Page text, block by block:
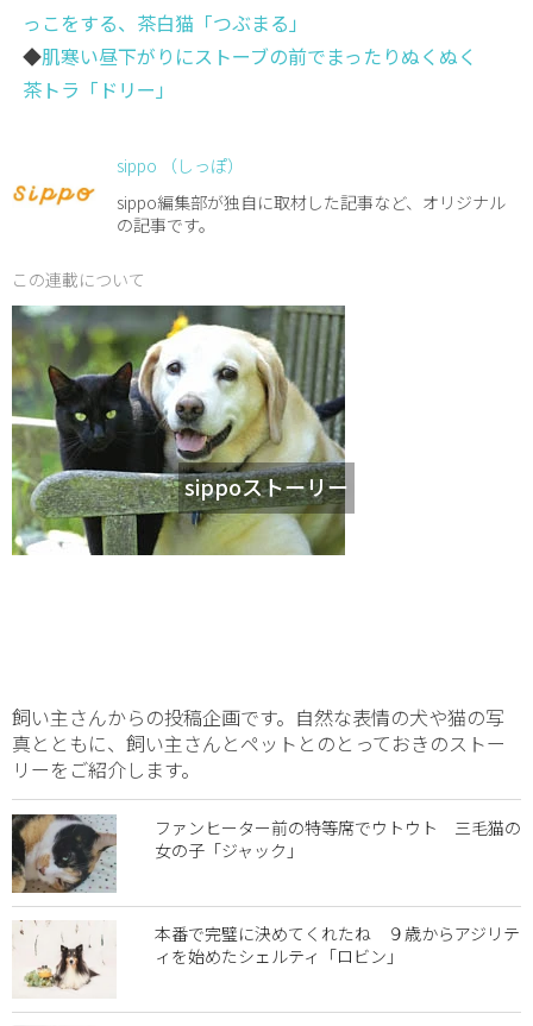
っこをする、茶白猫「つぶまる」
◆肌寒い昼下がりにストーブの前でまったりぬくぬく
茶トラ「ドリー」
sippo （しっぽ）
sippo編集部が独自に取材した記事など、オリジナル
の記事です。
この連載について
sippoストーリー
飼い主さんからの投稿企画です。自然な表情の犬や猫の写
真とともに、飼い主さんとペットとのとっておきのストー
リーをご紹介します。
ファンヒーター前の特等席でウトウト 三毛猫の
女の子「ジャック」
本番で完璧に決めてくれたね ９歳からアジリテ
ィを始めたシェルティ「ロビン」